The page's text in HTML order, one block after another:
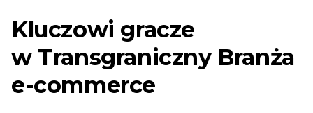
Kluczowi gracze
w TransgranicznyBranża
e-commerce